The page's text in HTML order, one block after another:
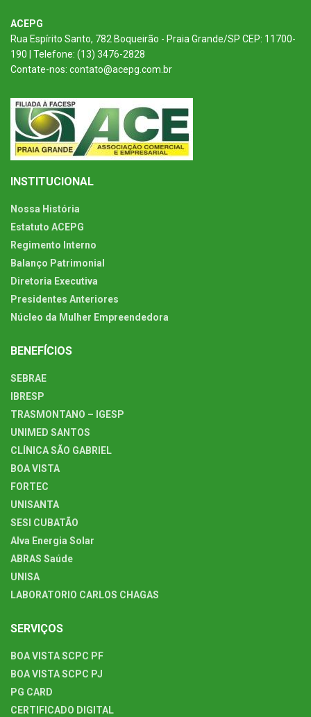
ACEPG
Rua Espírito Santo, 782 Boqueirão - Praia Grande/SP CEP: 11700-
190 | Telefone: (13) 3476-2828
Contate-nos: contato@acepg.com.br
INSTITUCIONAL
Nossa História
Estatuto ACEPG
Regimento Interno
Balanço Patrimonial
Diretoria Executiva
Presidentes Anteriores
Núcleo da Mulher Empreendedora
BENEFÍCIOS
SEBRAE
IBRESP
TRASMONTANO – IGESP
UNIMED SANTOS
CLÍNICA SÃO GABRIEL
BOA VISTA
FORTEC
UNISANTA
SESI CUBATÃO
Alva Energia Solar
ABRAS Saúde
UNISA
LABORATORIO CARLOS CHAGAS
SERVIÇOS
BOA VISTA SCPC PF
BOA VISTA SCPC PJ
PG CARD
CERTIFICADO DIGITAL